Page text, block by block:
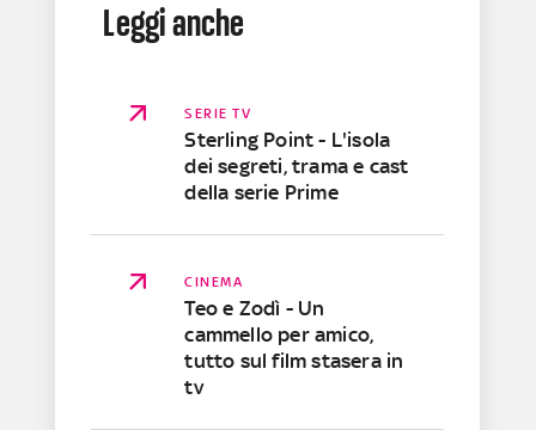
Leggi anche
SERIE TV
Sterling Point - L'isola
dei segreti, trama e cast
della serie Prime
CINEMA
Teo e Zodì - Un
cammello per amico,
tutto sul film stasera in
tv